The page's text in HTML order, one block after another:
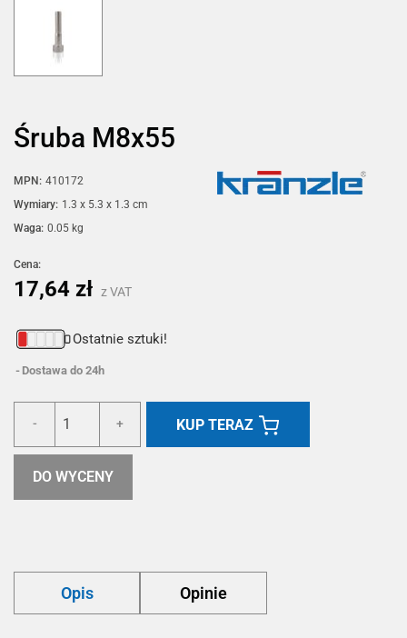
Śruba M8x55
MPN: 410172
Wymiary: 1.3 x 5.3 x 1.3 cm
Waga: 0.05 kg
Cena:
17,64 zł z VAT
Ostatnie sztuki!
Dostawa do 24h
- + KUP TERAZ
DO WYCENY
Opis Opinie